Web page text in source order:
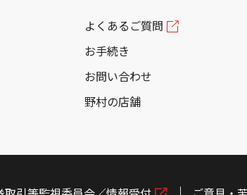
よくあるご質問
お手続き
お問い合わせ
野村の店舗